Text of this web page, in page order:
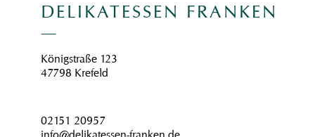
DELIKATESSEN FRANKEN
Königstraße 123
47798 Krefeld
02151 20957